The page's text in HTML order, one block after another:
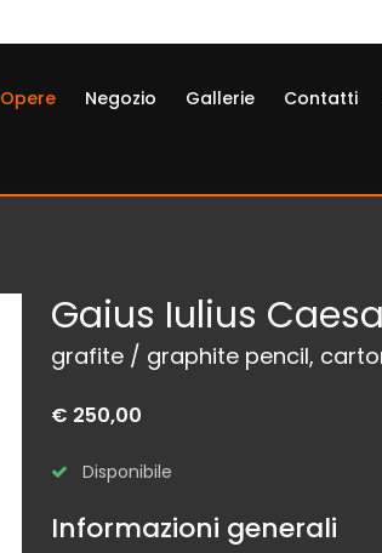
Opere Negozio Gallerie Contatti
Gaius Iulius
grafite / graphite pencil,
€ 250,00
Disponibile
Informazioni generali